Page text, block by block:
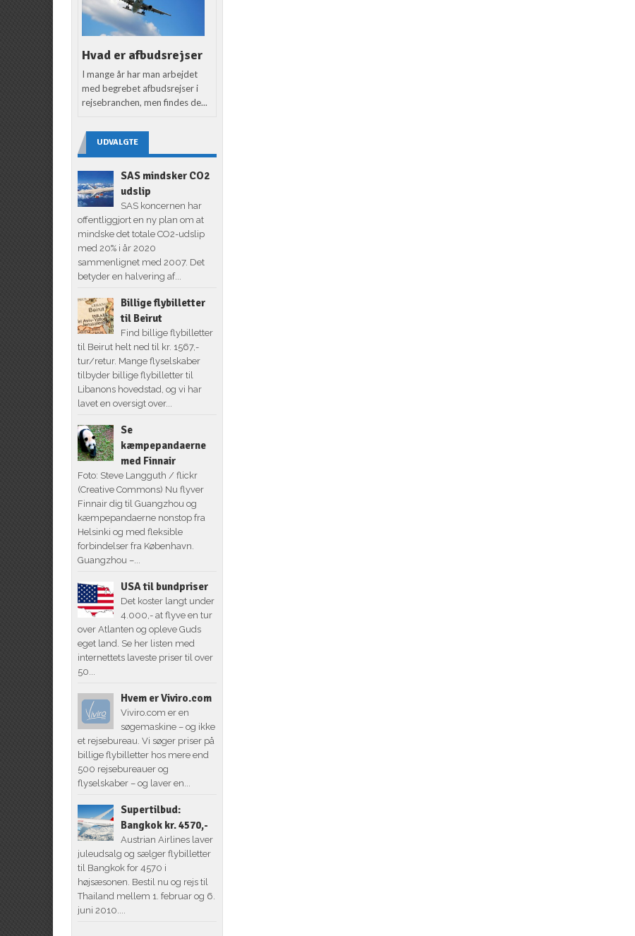
Hvad er afbudsrejser
I mange år har man arbejdet
med begrebet afbudsrejser i
rejsebranchen, men findes de...
UDVALGTE
SAS mindsker CO2
udslip
SAS koncernen har
offentliggjort en ny plan om at
mindske det totale CO2-udslip
med 20% i år 2020
sammenlignet med 2007. Det
betyder en halvering af...
Billige flybilletter
til Beirut
Find billige flybilletter
til Beirut helt ned til kr. 1567,-
tur/retur. Mange flyselskaber
tilbyder billige flybilletter til
Libanons hovedstad, og vi har
lavet en oversigt over...
Se
kæmpepandaerne
med Finnair
Foto: Steve Langguth / flickr
(Creative Commons) Nu flyver
Finnair dig til Guangzhou og
kæmpepandaerne nonstop fra
Helsinki og med fleksible
forbindelser fra København.
Guangzhou –...
USA til bundpriser
Det koster langt under
4.000,- at flyve en tur
over Atlanten og opleve Guds
eget land. Se her listen med
internettets laveste priser til over
50...
Hvem er Viviro.com
Viviro.com er en
søgemaskine – og ikke
et rejsebureau. Vi søger priser på
billige flybilletter hos mere end
500 rejsebureauer og
flyselskaber – og laver en...
Supertilbud:
Bangkok kr. 4570,-
Austrian Airlines laver
juleudsalg og sælger flybilletter
til Bangkok for 4570 i
højsæsonen. Bestil nu og rejs til
Thailand mellem 1. februar og 6.
juni 2010....